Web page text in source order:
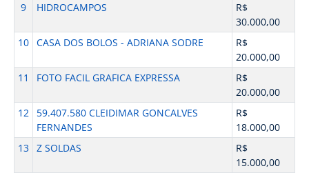
9
HIDROCAMPOS
R$
30.000,00
10 CASA DOS BOLOS - ADRIANA SODRE
R$
20.000,00
11
FOTO FACIL GRAFICA EXPRESSA
R$
20.000,00
12
59.407.580 CLEIDIMAR GONCALVES
FERNANDES
R$
18.000,00
13 Z SOLDAS
R$
15.000,00